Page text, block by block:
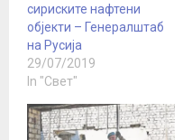
сириските нафтени
објекти – Генералштаб
на Русија
29/07/2019
In "Свет"